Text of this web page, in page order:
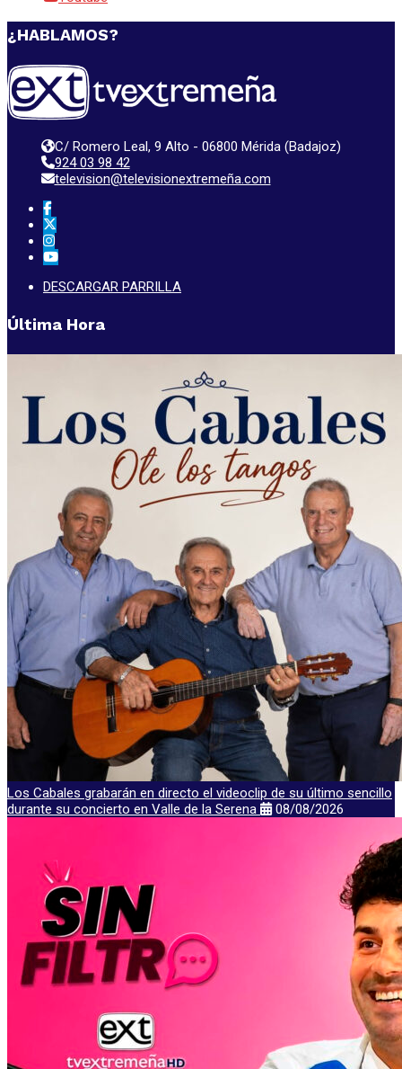
¿HABLAMOS?
C/ Romero Leal, 9 Alto - 06800 Mérida (Badajoz)
924 03 98 42
television@televisionextremeña.com
DESCARGAR PARRILLA
Última Hora
Los Cabales grabarán en directo el videoclip de su último sencillo
durante su concierto en Valle de la Serena
08/08/2026